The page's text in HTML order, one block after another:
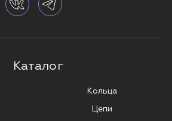
Каталог
Кольца
Цепи